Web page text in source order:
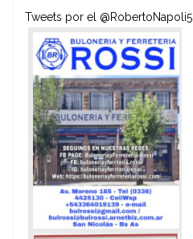
Tweets por el @RobertoNapoli5.